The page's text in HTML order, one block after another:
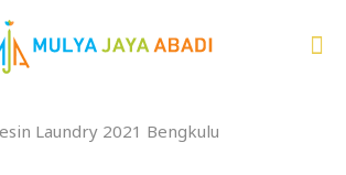
Laundry 2021 Bengkulu